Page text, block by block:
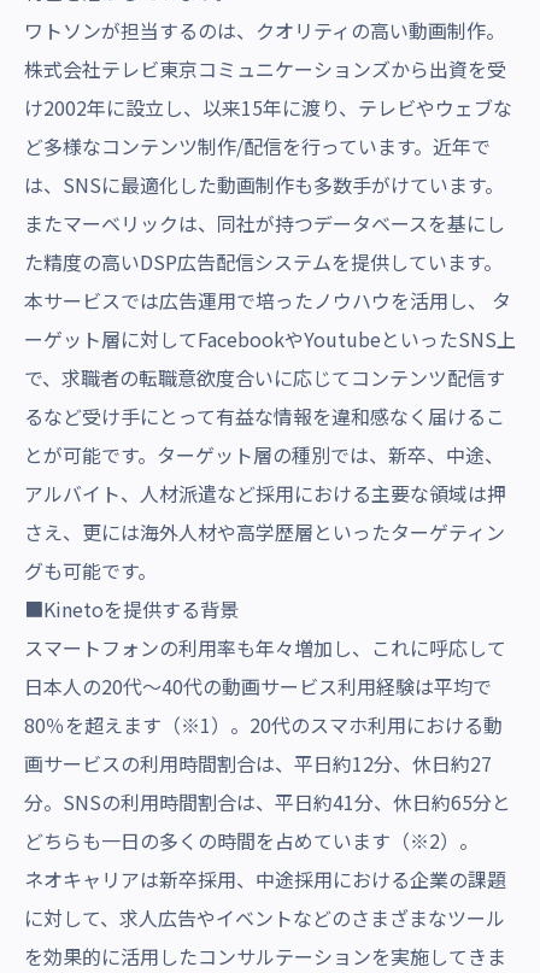
ワトソンが担当するのは、クオリティの高い動画制作。
株式会社テレビ東京コミュニケーションズから出資を受
け2002年に設立し、以来15年に渡り、テレビやウェブな
ど多様なコンテンツ制作/配信を行っています。近年で
は、SNSに最適化した動画制作も多数手がけています。
またマーベリックは、同社が持つデータベースを基にし
た精度の高いDSP広告配信システムを提供しています。
本サービスでは広告運用で培ったノウハウを活用し、 タ
ーゲット層に対してFacebookやYoutubeといったSNS上
で、求職者の転職意欲度合いに応じてコンテンツ配信す
るなど受け手にとって有益な情報を違和感なく届けるこ
とが可能です。ターゲット層の種別では、新卒、中途、
アルバイト、人材派遣など採用における主要な領域は押
さえ、更には海外人材や高学歴層といったターゲティン
グも可能です。
■Kinetoを提供する背景
スマートフォンの利用率も年々増加し、これに呼応して
日本人の20代～40代の動画サービス利用経験は平均で
80％を超えます（※1）。20代のスマホ利用における動
画サービスの利用時間割合は、平日約12分、休日約27
分。SNSの利用時間割合は、平日約41分、休日約65分と
どちらも一日の多くの時間を占めています（※2）。
ネオキャリアは新卒採用、中途採用における企業の課題
に対して、求人広告やイベントなどのさまざまなツール
を効果的に活用したコンサルテーションを実施してきま